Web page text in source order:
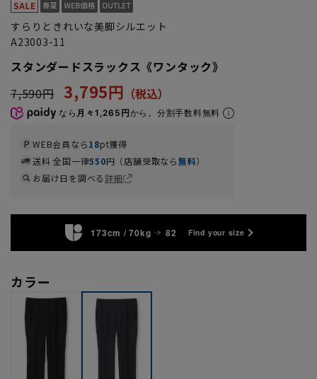
すらりときれいな美脚シルエット
A23003-11
スタンダードスラックス《ワンタック》
7,590円 3,795円
なら 月々1,265円から。分割手数料無料
WEB会員なら18pt獲得
送料 全国一律550円（店舗受取なら無料）
お届け日を調べる詳細
173cm / 70kg 82 Find your size
カラー